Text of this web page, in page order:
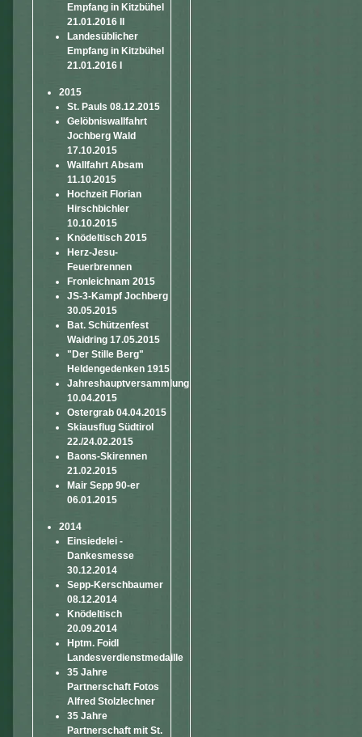
Empfang in Kitzbühel
21.01.2016 II
Landesüblicher
Empfang in Kitzbühel
21.01.2016 I
2015
St. Pauls 08.12.2015
Gelöbniswallfahrt
Jochberg Wald
17.10.2015
Wallfahrt Absam
11.10.2015
Hochzeit Florian
Hirschbichler
10.10.2015
Knödeltisch 2015
Herz-Jesu-
Feuerbrennen
Fronleichnam 2015
JS-3-Kampf Jochberg
30.05.2015
Bat. Schützenfest
Waidring 17.05.2015
"Der Stille Berg"
Heldengedenken 1915
Jahreshauptversammlung
10.04.2015
Ostergrab 04.04.2015
Skiausflug Südtirol
22./24.02.2015
Baons-Skirennen
21.02.2015
Mair Sepp 90-er
06.01.2015
2014
Einsiedelei -
Dankesmesse
30.12.2014
Sepp-Kerschbaumer
08.12.2014
Knödeltisch
20.09.2014
Hptm. Foidl
Landesverdienstmedaille
35 Jahre
Partnerschaft Fotos
Alfred Stolzlechner
35 Jahre
Partnerschaft mit St.